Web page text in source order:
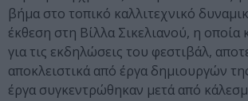
βήμα στο τοπικό καλλιτεχνικό
έκθεση στη Βίλλα Σικελιανού, η οποία
για τις εκδηλώσεις του φεστιβάλ,
αποκλειστικά από έργα δημιουργών
έργα συγκεντρώθηκαν μετά από